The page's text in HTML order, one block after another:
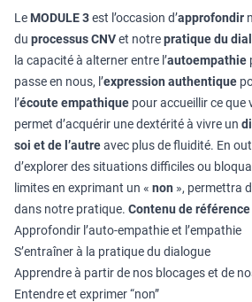
Le MODULE 3est l’occasion d’approfondir
du processus CNVet notrepratique du
la capacité à alterner entre l’autoempathie
passe en nous, l’expression authentique
l’écoute empathique pour accueillir ce que
permet d’acquérir une dextérité à vivre un
soi et de l’autreavec plus de fluidité. En
d’explorer des situations difficiles ou
limites en exprimant un « non », permettra
dans notre pratique. Contenu de référence
Approfondir l’auto-empathie et l’empathie
S’entraîner à la pratique du dialogue
Apprendre à partir de nos blocages et de
Entendre et exprimer “non”